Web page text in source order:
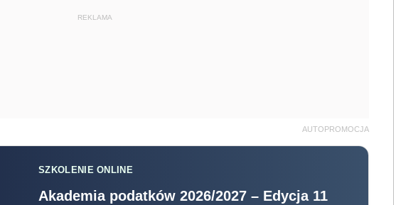
REKLAMA
AUTOPROMOCJA
SZKOLENIE ONLINE
Akademia podatków 2026/2027 – Edycja 11